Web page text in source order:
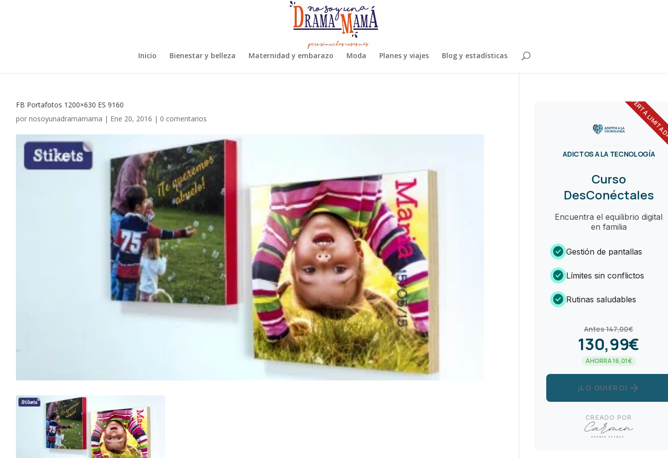
Inicio Bienestar y belleza Maternidad y embarazo Moda Planes y viajes Blog y estadísticas
FB Portafotos 1200×630 ES 9160
por nosoyunadramamama | Ene 20, 2016 | 0 comentarios OFERTA
ADICTOS A LA TECNOLOGÍA
Curso
DesConéctales
Encuentra el equilibrio digital
en familia
check_circle Gestión de pantallas
check_circle Límites sin conflictos
check_circle Rutinas saludables
Antes 147,00€
130,99€
AHORRA 16,01€
¡LO QUIERO! arrow_forward
CREADO POR